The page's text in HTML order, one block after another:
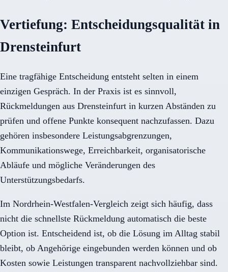
Vertiefung: Entscheidungsqualität in
Drensteinfurt
Eine tragfähige Entscheidung entsteht selten in einem
einzigen Gespräch. In der Praxis ist es sinnvoll,
Rückmeldungen aus Drensteinfurt in kurzen Abständen zu
prüfen und offene Punkte konsequent nachzufassen. Dazu
gehören insbesondere Leistungsabgrenzungen,
Kommunikationswege, Erreichbarkeit, organisatorische
Abläufe und mögliche Veränderungen des
Unterstützungsbedarfs.
Im Nordrhein-Westfalen-Vergleich zeigt sich häufig, dass
nicht die schnellste Rückmeldung automatisch die beste
Option ist. Entscheidend ist, ob die Lösung im Alltag stabil
bleibt, ob Angehörige eingebunden werden können und ob
Kosten sowie Leistungen transparent nachvollziehbar sind.